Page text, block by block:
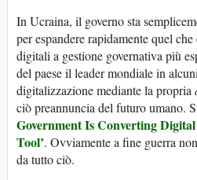
In Ucraina, il governo sta
per espandere rapidamente quel
digitali a gestione governativa più
del paese il leader mondiale in
digitalizzazione mediante la propria
ciò preannuncia del futuro umano.
Government Is Converting
Tool’. Ovviamente a fine guerra
da tutto ciò.